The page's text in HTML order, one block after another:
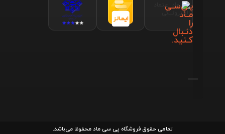
پـی‌سـی
مـاد
را
دنـبال
کـنید.
تمامی حقوق فروشگاه پی سی ماد محفوظ می‌باشد.